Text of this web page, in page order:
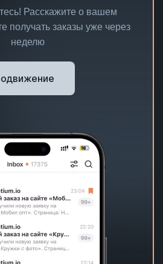
Расскажите о вашем
получать заказы уже через
неделю